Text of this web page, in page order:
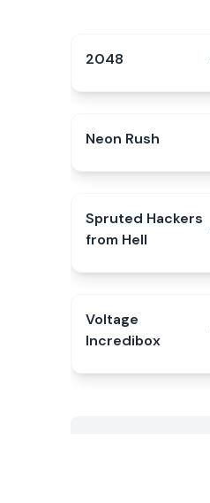
2048
Neon Rush
Spruted Hackers
from Hell
Voltage
Incredibox